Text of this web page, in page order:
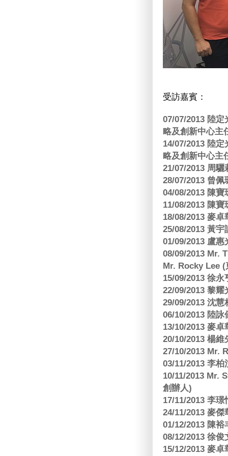
受訪嘉賓：
07/07/2013 陸
略及創新中心主
14/07/2013 陸
略及創新中心主
21/07/2013 周
28/07/2013 曾
04/08/2013 陳
11/08/2013 陳
18/08/2013 麥
25/08/2013 黃
01/09/2013 盧
08/09/2013 Mr.
Mr. Rocky Lee
15/09/2013 徐
22/09/2013 黎
29/09/2013 沈
06/10/2013 陸
13/10/2013 麥
20/10/2013 楊
27/10/2013 Mr.
03/11/2013 李
10/11/2013 Mr.
創辦人)
17/11/2013 李
24/11/2013 麥
01/12/2013 陳
08/12/2013 徐
15/12/2013 麥